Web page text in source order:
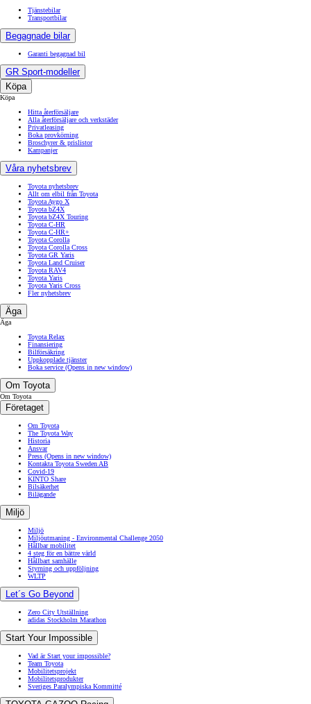
Tjänstebilar
Transportbilar
Begagnade bilar
Garanti begagnad bil
GR Sport-modeller
Köpa
Köpa
Hitta återförsäljare
Alla återförsäljare och verkstäder
Privatleasing
Boka provkörning
Broschyrer & prislistor
Kampanjer
Våra nyhetsbrev
Toyota nyhetsbrev
Allt om elbil från Toyota
Toyota Aygo X
Toyota bZ4X
Toyota bZ4X Touring
Toyota C-HR
Toyota C-HR+
Toyota Corolla
Toyota Corolla Cross
Toyota GR Yaris
Toyota Land Cruiser
Toyota RAV4
Toyota Yaris
Toyota Yaris Cross
Fler nyhetsbrev
Äga
Äga
Toyota Relax
Finansiering
Bilförsäkring
Uppkopplade tjänster
Boka service (Opens in new window)
Om Toyota
Om Toyota
Företaget
Om Toyota
The Toyota Way
Historia
Ansvar
Press (Opens in new window)
Kontakta Toyota Sweden AB
Covid-19
KINTO Share
Bilsäkerhet
Bilägande
Miljö
Miljö
Miljöutmaning - Environmental Challenge 2050
Hållbar mobilitet
4 steg för en bättre värld
Hållbart samhälle
Styrning och uppföljning
WLTP
Let´s Go Beyond
Zero City Utställning
adidas Stockholm Marathon
Start Your Impossible
Vad är Start your impossible?
Team Toyota
Mobilitetsprojekt
Mobilitetsprodukter
Sveriges Paralympiska Kommitté